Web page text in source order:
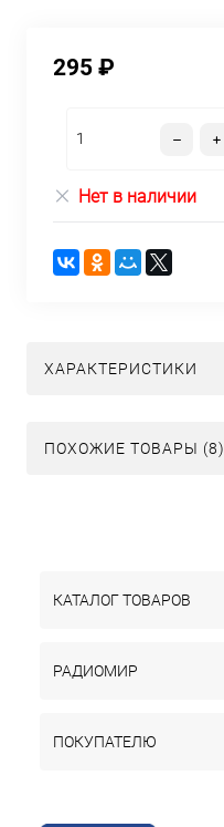
295 ₽
Нет в наличии
ХАРАКТЕРИСТИКИ
ПОХОЖИЕ ТОВАРЫ (8)
КАТАЛОГ ТОВАРОВ
РАДИОМИР
ПОКУПАТЕЛЮ